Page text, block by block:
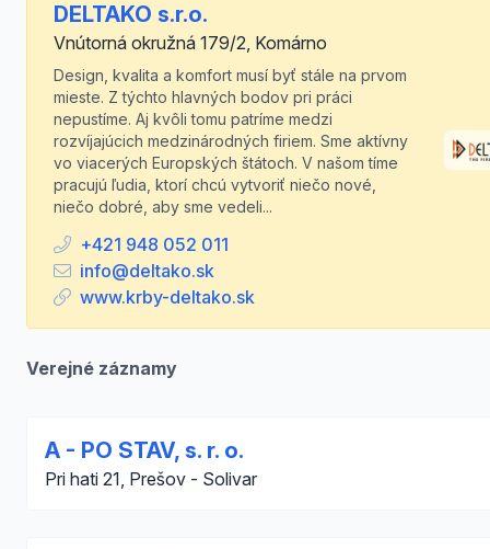
DELTAKO s.r.o.
Vnútorná okružná 179/2, Komárno
Design, kvalita a komfort musí byť stále na prvom
mieste. Z týchto hlavných bodov pri práci
nepustíme. Aj kvôli tomu patríme medzi
rozvíjajúcich medzinárodných firiem. Sme aktívny
vo viacerých Europských štátoch. V našom tíme
pracujú ľudia, ktorí chcú vytvoriť niečo nové,
niečo dobré, aby sme vedeli...
+421 948 052 011
info@deltako.sk
www.krby-deltako.sk
Verejné záznamy
A - PO STAV, s. r. o.
Pri hati 21, Prešov - Solivar